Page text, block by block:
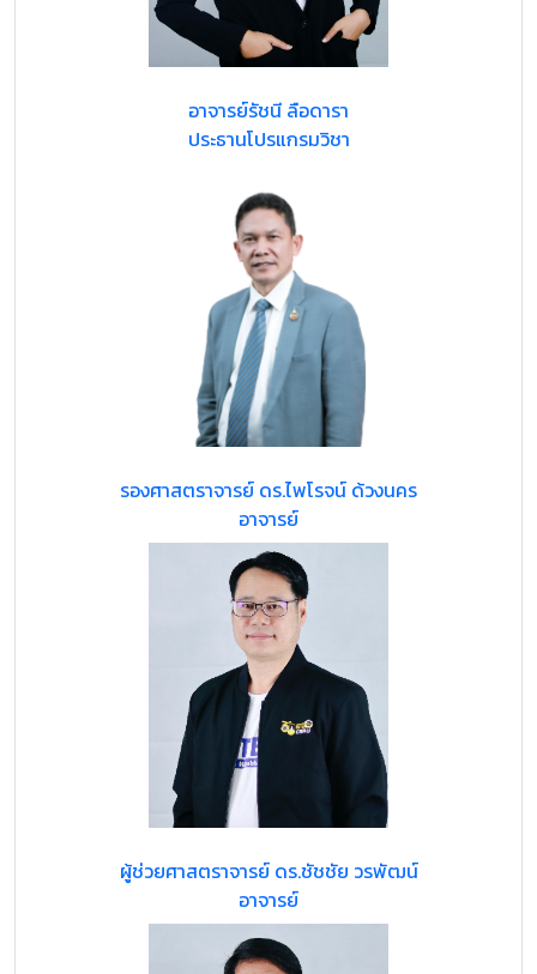
อาจารย์รัชนี ลือดารา
ประธานโปรแกรมวิชา
รองศาสตราจารย์ ดร.ไพโรจน์ ด้วงนคร
อาจารย์
ผู้ช่วยศาสตราจารย์ ดร.ชัชชัย วรพัฒน์
อาจารย์